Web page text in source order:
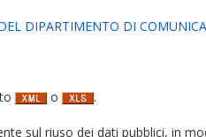
DIPARTIMENTO DI
o .
sul riuso dei dati pubblici, in